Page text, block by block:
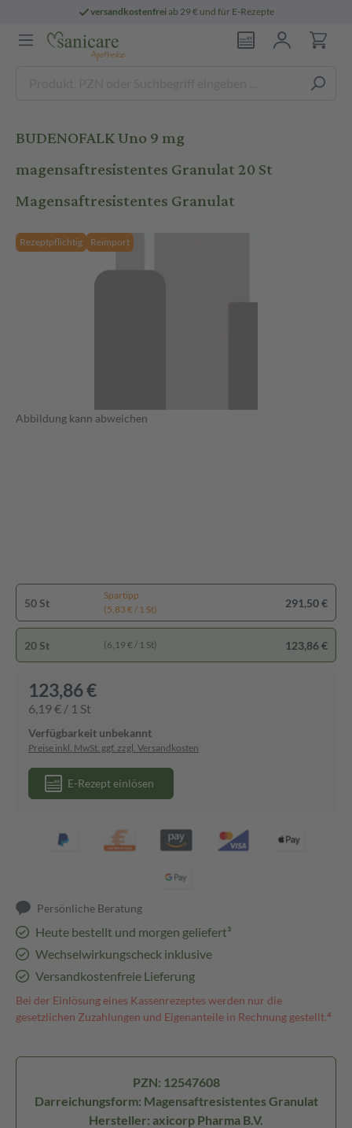
versandkostenfreiab 29 € und für E-Rezepte
BUDENOFALK Uno 9 mg
magensaftresistentes Granulat 20 St
Magensaftresistentes Granulat
Rezeptpflichtig Reimport
Abbildung kann abweichen
50 St
Spartipp
(5,83 € / 1 St)
291,50 €
20 St (6,19 € / 1 St) 123,86 €
123,86 €
6,19 € / 1 St
Verfügbarkeit unbekannt
Preise inkl. MwSt. ggf. zzgl. Versandkosten
E-Rezept einlösen
Persönliche Beratung
Heute bestellt und morgen geliefert³
Wechselwirkungscheck inklusive
Versandkostenfreie Lieferung
Bei der Einlösung eines Kassenrezeptes werden nur die
gesetzlichen Zuzahlungen und Eigenanteile in Rechnung gestellt.⁴
PZN: 12547608
Darreichungsform: Magensaftresistentes Granulat
Hersteller: axicorp Pharma B.V.